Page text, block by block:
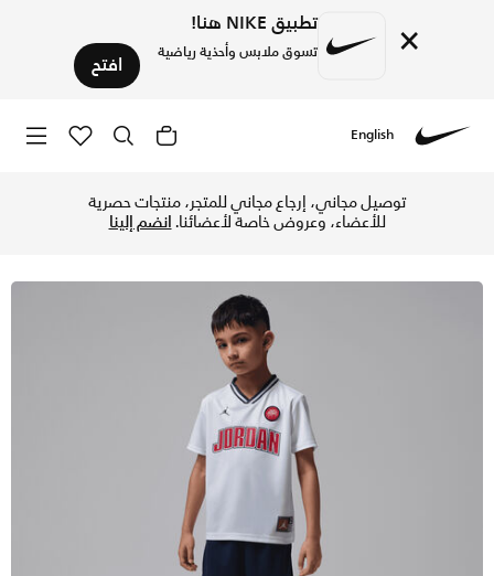
× تطبيق NIKE هنا!
تسوق ملابس وأحذية رياضية افتح
English
توصيل مجاني، إرجاع مجاني للمتجر، منتجات حصرية
للأعضاء، وعروض خاصة لأعضائنا.انضم إلينا